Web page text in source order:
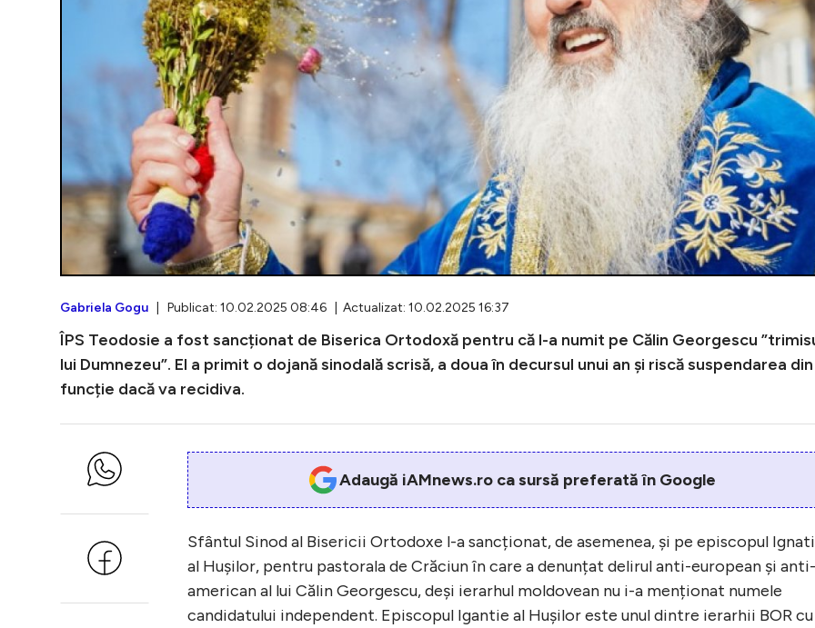
Gabriela Gogu | Publicat: 10.02.2025 08:46 | Actualizat: 10.02.2025 16:37
ÎPS Teodosie a fost sancționat de Biserica Ortodoxă pentru că l-a numit pe Călin Georgescu
lui Dumnezeu”. El a primit o dojană sinodală scrisă, a doua în decursul unui an și riscă suspendarea din
funcție dacă va recidiva.
Adaugă iAMnews.ro ca sursă preferată în Google
Sfântul Sinod al Bisericii Ortodoxe l-a sancționat, de asemenea, și pe episcopul
al Hușilor, pentru pastorala de Crăciun în care a denunțat delirul anti-european și anti-
american al lui Călin Georgescu, deși ierarhul moldovean nu i-a menționat numele
candidatului independent. Episcopul Igantie al Hușilor este unul dintre ierarhii BOR